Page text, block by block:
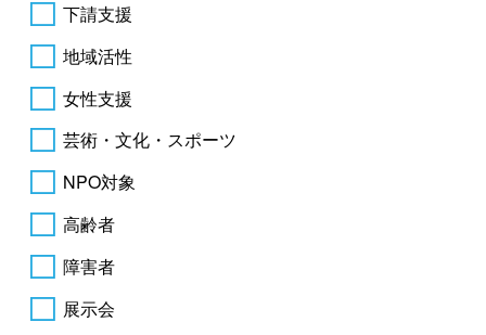
下請支援
地域活性
女性支援
芸術・文化・スポーツ
NPO対象
高齢者
障害者
展示会